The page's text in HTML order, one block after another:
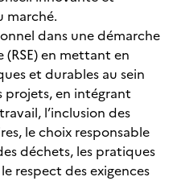
marché.
dans une démarche
en mettant en
et durables au sein
en intégrant
l’inclusion des
le choix responsable
déchets, les pratiques
respect des exigences